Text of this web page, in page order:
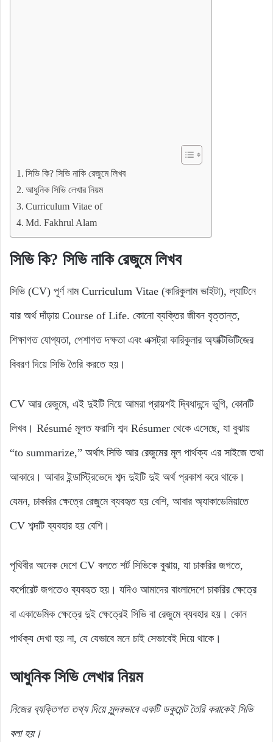
সিভি কি? সিভি নাকি রেজুমে লিখব
আধুনিক সিভি লেখার নিয়ম
Curriculum Vitae of
Md. Fakhrul Alam
সিভি কি? সিভি নাকি রেজুমে লিখব
সিভি (CV) পূর্ণ নাম Curriculum Vitae (কারিকুলাম ভাইটা), ল্যাটিনে
যার অর্থ দাঁড়ায় Course of Life. কোনো ব্যক্তির জীবন বৃত্তান্ত,
শিক্ষাগত যোগ্যতা, পেশাগত দক্ষতা এবং এক্সট্রা কারিকুলার অ্যাক্টিভিটিজের
বিবরণ দিয়ে সিভি তৈরি করতে হয়।
CV আর রেজুমে, এই দুইটি নিয়ে আমরা প্রায়শই দ্বিধাদন্দে ভুগি, কোনটি
লিখব। Résumé মূলত ফরাসি শব্দ Résumer থেকে এসেছে, যা বুঝায়
“to summarize,” অর্থাৎ সিভি আর রেজুমের মূল পার্থক্য এর সাইজে তথা
আকারে। আবার ইন্ডাস্ট্রিভেদে শব্দ দুইটি দুই অর্থ প্রকাশ করে থাকে।
যেমন, চাকরির ক্ষেত্রে রেজুমে ব্যবহৃত হয় বেশি, আবার অ্যাকাডেমিয়াতে
CV শব্দটি ব্যবহার হয় বেশি।
পৃথিবীর অনেক দেশে CV বলতে শর্ট সিভিকে বুঝায়, যা চাকরির জগতে,
কর্পোরেট জগতেও ব্যবহৃত হয়। যদিও আমাদের বাংলাদেশে চাকরির ক্ষেত্রে
বা একাডেমিক ক্ষেত্রে দুই ক্ষেত্রেই সিভি বা রেজুমে ব্যবহার হয়। কোন
পার্থক্য দেখা হয় না, যে যেভাবে মনে চাই সেভাবেই দিয়ে থাকে।
আধুনিক সিভি লেখার নিয়ম
নিজের ব্যক্তিগত তথ্য দিয়ে সুন্দরভাবে একটি ডকুমেন্ট তৈরি করাকেই সিভি
বলা হয়।